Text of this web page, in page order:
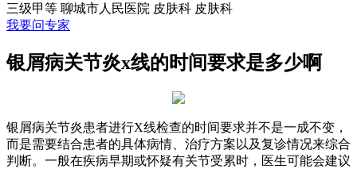
三级甲等 聊城市人民医院 皮肤科 皮肤科
我要问专家
银屑病关节炎x线的时间要求是多少啊
银屑病关节炎患者进行X线检查的时间要求并不是一成不变，
而是需要结合患者的具体病情、治疗方案以及复诊情况来综合
判断。一般在疾病早期或怀疑有关节受累时，医生可能会建议